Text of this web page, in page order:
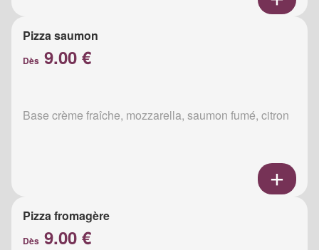
Pizza saumon
Dès 9.00 €
Base crème fraîche, mozzarella, saumon fumé, citron
Pizza fromagère
Dès 9.00 €